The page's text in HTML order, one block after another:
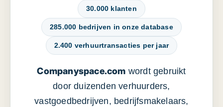
30.000 klanten
285.000 bedrijven in onze database
2.400 verhuurtransacties per jaar
Companyspace.com wordt gebruikt
door duizenden verhuurders,
vastgoedbedrijven, bedrijfsmakelaars,